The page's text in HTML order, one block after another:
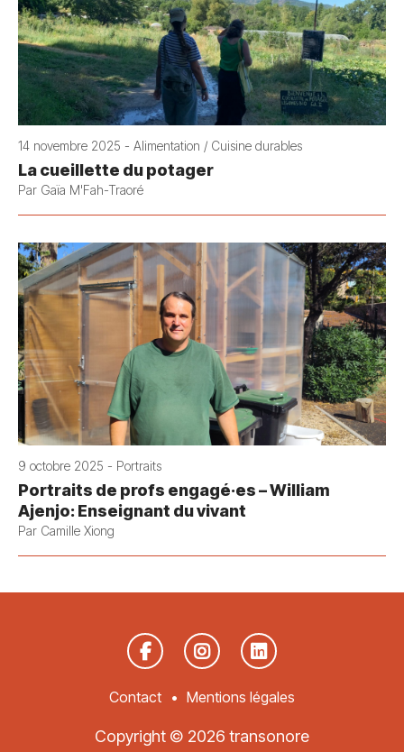
14 novembre 2025 - Alimentation / Cuisine durables
La cueillette du potager
Par Gaïa M'Fah-Traoré
9 octobre 2025 - Portraits
Portraits de profs engagé·es – William
Ajenjo: Enseignant du vivant
Par Camille Xiong
Contact Mentions légales
Copyright © 2026 transonore